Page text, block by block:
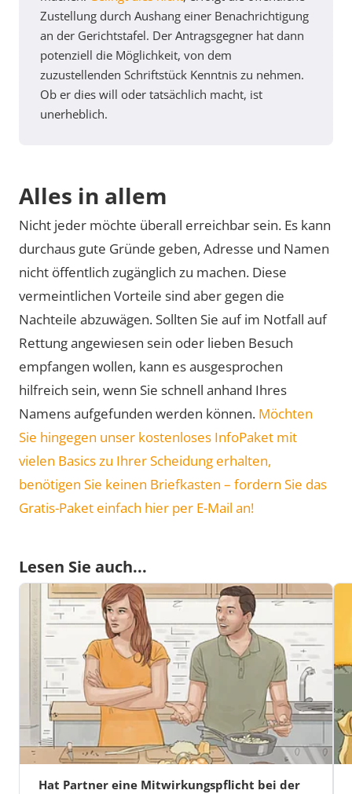
Zustellung durch Aushang einer Benachrichtigung
an der Gerichtstafel. Der Antragsgegner hat dann
potenziell die Möglichkeit, von dem
zuzustellenden Schriftstück Kenntnis zu nehmen.
Ob er dies will oder tatsächlich macht, ist
unerheblich.
Alles in allem
Nicht jeder möchte überall erreichbar sein. Es kann
durchaus gute Gründe geben, Adresse und Namen
nicht öffentlich zugänglich zu machen. Diese
vermeintlichen Vorteile sind aber gegen die
Nachteile abzuwägen. Sollten Sie auf im Notfall auf
Rettung angewiesen sein oder lieben Besuch
empfangen wollen, kann es ausgesprochen
hilfreich sein, wenn Sie schnell anhand Ihres
Namens aufgefunden werden können. Möchten
Sie hingegen unser kostenloses InfoPaket mit
vielen Basics zu Ihrer Scheidung erhalten,
benötigen Sie keinen Briefkasten – fordern Sie das
Gratis-Paket einfach hier per E-Mail an!
Lesen Sie auch...
Hat Partner eine Mitwirkungspflicht bei der